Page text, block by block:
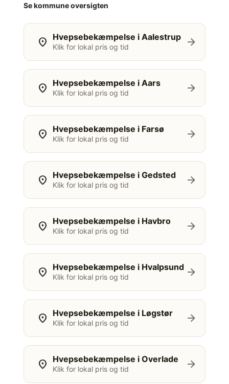
Se kommune oversigten
location_on Hvepsebekæmpelse i Aalestrup
Klik for lokal pris og tid arrow_forward
location_on Hvepsebekæmpelse i Aars
Klik for lokal pris og tid arrow_forward
location_on Hvepsebekæmpelse i Farsø
Klik for lokal pris og tid arrow_forward
location_on Hvepsebekæmpelse i Gedsted
Klik for lokal pris og tid arrow_forward
location_on Hvepsebekæmpelse i Havbro
Klik for lokal pris og tid arrow_forward
location_on Hvepsebekæmpelse i Hvalpsund
Klik for lokal pris og tid arrow_forward
location_on Hvepsebekæmpelse i Løgstør
Klik for lokal pris og tid arrow_forward
location_on Hvepsebekæmpelse i Overlade
Klik for lokal pris og tid arrow_forward